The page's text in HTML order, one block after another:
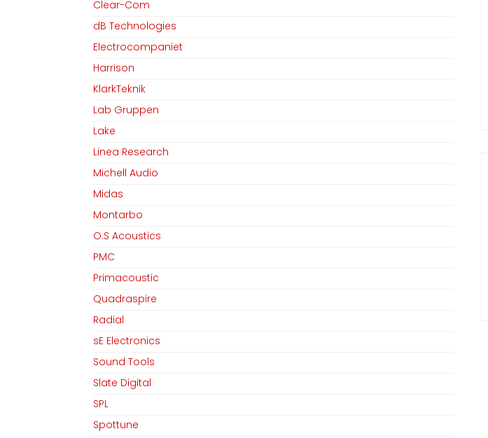
Clear-Com
dB Technologies
Electrocompaniet
Harrison
KlarkTeknik
Lab Gruppen
Lake
Linea Research
Michell Audio
Midas
Montarbo
O.S Acoustics
PMC
Primacoustic
Quadraspire
Radial
sE Electronics
Sound Tools
Slate Digital
SPL
Spottune